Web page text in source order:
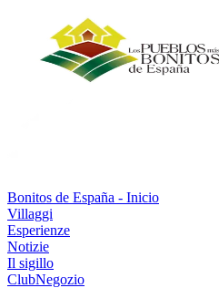
Bonitos de España - Inicio
Villaggi
Esperienze
Notizie
Il sigillo
ClubNegozio